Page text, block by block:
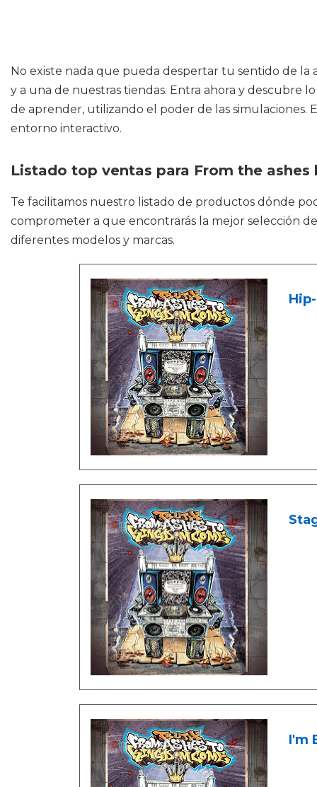
No existe nada que pueda despertar tu sentido de la
y a una de nuestras tiendas. Entra ahora y descubre
de aprender, utilizando el poder de las
entorno interactivo.
Listado top ventas para From the
Te facilitamos nuestro listado de productos dónde
comprometer a que encontrarás la mejor selección
diferentes modelos y marcas.
I'm